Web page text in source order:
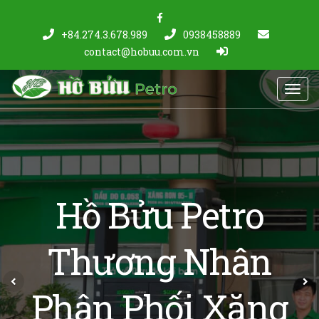
+84.274.3.678.989
0938458889
contact@hobuu.com.vn
Hồ Bửu Petro
Thương Nhân
Phân Phối Xăng
Previous